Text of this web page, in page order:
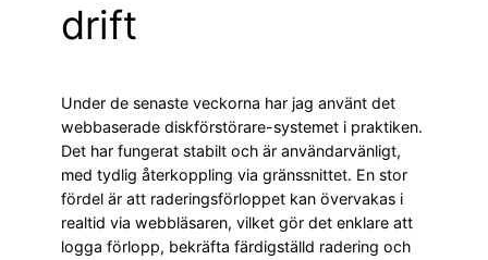
drift
Under de senaste veckorna har jag använt det
webbaserade diskförstörare-systemet i praktiken.
Det har fungerat stabilt och är användarvänligt,
med tydlig återkoppling via gränssnittet. En stor
fördel är att raderingsförloppet kan övervakas i
realtid via webbläsaren, vilket gör det enklare att
logga förlopp, bekräfta färdigställd radering och